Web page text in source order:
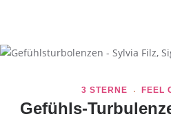
3 STERNE FEEL
Gefühls-